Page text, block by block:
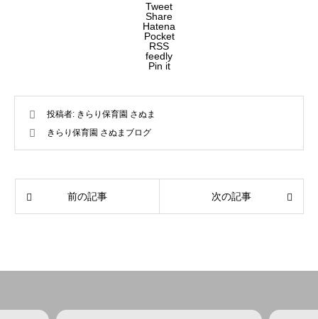
Tweet
Share
Hatena
Pocket
RSS
feedly
Pin it
投稿者: きらり保育園 さぬま
きらり保育園 さぬまブログ
前の記事 次の記事